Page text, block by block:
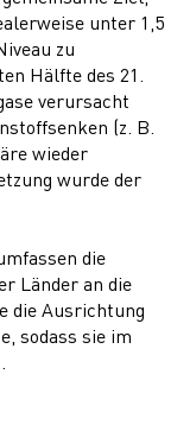
unter 1,5
zu
Hälfte des 21.
verursacht
(z. B.
wieder
wurde der
die
Länder an die
die Ausrichtung
sodass sie im